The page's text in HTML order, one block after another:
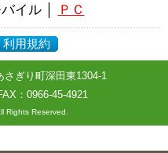
イル │ ＰＣ
利用規約
さぎり町深田東1304-1
：0966-45-4921
Rights Reserved.